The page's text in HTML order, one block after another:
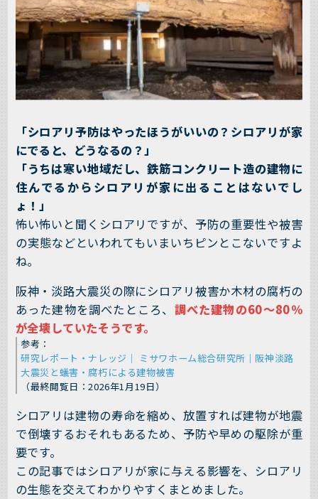
「シロアリ予防はやったほうがいいの？シロアリが家
にでると、どうなるの？」
「うちは寒い地域だし、鉄筋コンクリート造の建物に
住んでるからシロアリが家に出ることはないでし
ょ！」
怖い怖いと聞くシロアリですが、予防の重要性や被害
の実態などといわれてもいまいちピンとこないですよ
ね。
阪神・淡路大震災の際にシロアリ被害か木材の腐朽の
あった建物を調べたところ、 調べた建物の60～80％
が全壊していたそうです。
参考：
研究レポート・ナレッジ｜ ミサワホーム総合研究所｜阪神淡路
大震災と蟻害・腐朽による建物被害
（最終閲覧日：2026年1月19日）
シロアリは建物の寿命を縮め、放置すれば建物が地震
で倒壊するおそれもあるため、予防や早めの駆除が重
要です。
この記事ではシロアリが家に与える影響を、シロアリ
の生態を交えてわかりやすくまとめました。